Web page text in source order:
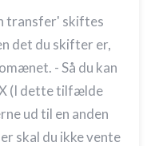
transfer' skiftes
det du skifter er,
- Så du kan
(I dette tilfælde
ud til en anden
skal du ikke vente